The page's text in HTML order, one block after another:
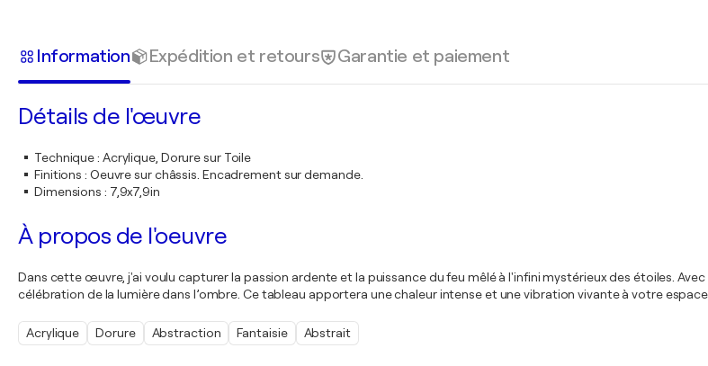
Information Expédition et retours Garantie et paiement
Détails de l'œuvre
Technique: Acrylique, Dorure sur Toile
Finitions : Oeuvre sur châssis. Encadrement sur demande.
Dimensions : 7,9x7,9in
À propos de l'oeuvre
Dans cette œuvre, j'ai voulu capturer la passion ardente et la puissance du feu mêlé à l'infini mystérieux des étoiles.
célébration de la lumière dans l’ombre. Ce tableau apportera une chaleur intense et une vibration vivante à votre
Acrylique Dorure Abstraction Fantaisie Abstrait